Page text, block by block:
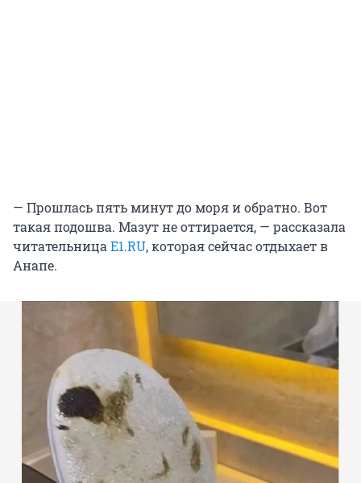
— Прошлась пять минут до моря и обратно. Вот
такая подошва. Мазут не оттирается, — рассказала
читательница E1.RU, которая сейчас отдыхает в
Анапе.